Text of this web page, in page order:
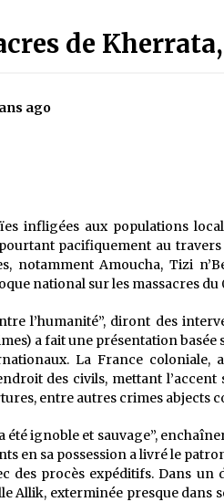
ans ago
montagnards
conte targui/ Quand la tête est
5 ans ago
de
ago
infligées aux populations
pacifiquement au
notamment Amoucha, Tizi
national sur les massacres
l’humanité”, diront des
a fait une présentation
La France coloniale,
des civils, mettant
entre autres crimes abjects
été ignoble et sauvage”,
en sa possession a livré le
des procès expéditifs. Dans
Allik, exterminée presque dans